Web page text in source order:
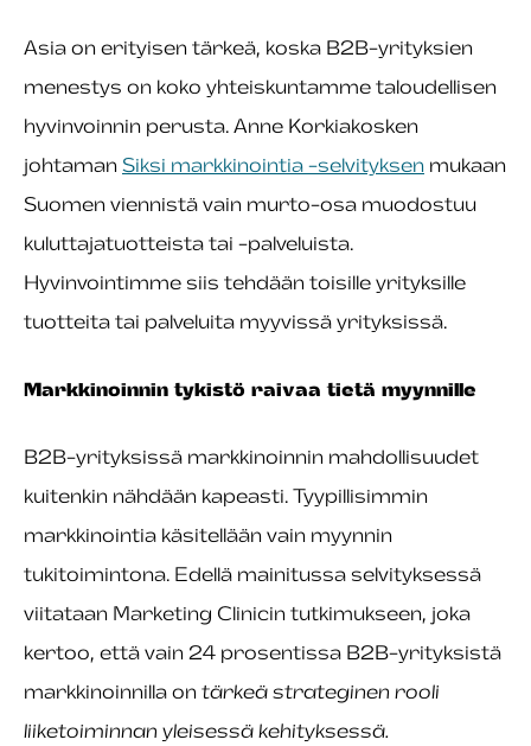
Asia on erityisen tärkeä, koska B2B-yrityksien
menestys on koko yhteiskuntamme taloudellisen
hyvinvoinnin perusta. Anne Korkiakosken
johtaman Siksi markkinointia -selvityksen mukaan
Suomen viennistä vain murto-osa muodostuu
kuluttajatuotteista tai -palveluista.
Hyvinvointimme siis tehdään toisille yrityksille
tuotteita tai palveluita myyvissä yrityksissä.
Markkinoinnin tykistö raivaa tietä myynnille
B2B-yrityksissä markkinoinnin mahdollisuudet
kuitenkin nähdään kapeasti. Tyypillisimmin
markkinointia käsitellään vain myynnin
tukitoimintona. Edellä mainitussa selvityksessä
viitataan Marketing Clinicin tutkimukseen, joka
kertoo, että vain 24 prosentissa B2B-yrityksistä
markkinoinnilla on tärkeä strateginen rooli
liiketoiminnan yleisessä kehityksessä.